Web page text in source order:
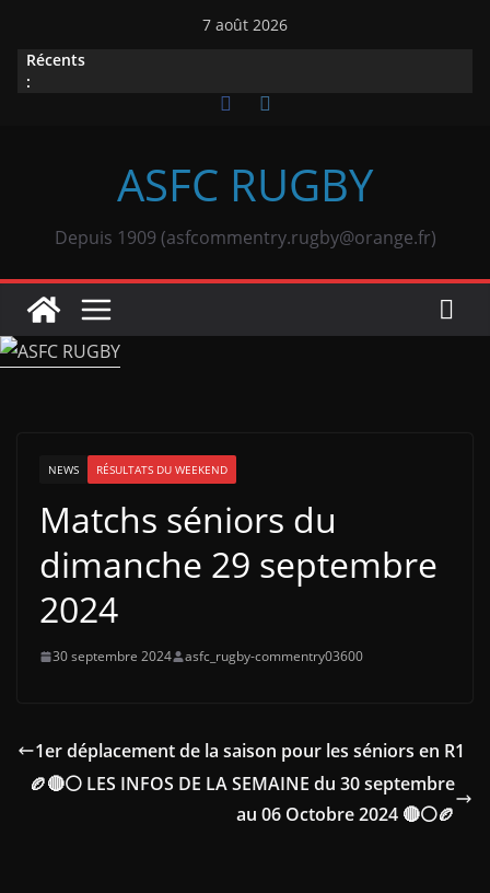
contenu
7 août 2026
Récents
:
ASFC RUGBY
Depuis 1909 (asfcommentry.rugby@orange.fr)
NEWS RÉSULTATS DU WEEKEND
Matchs séniors du
dimanche 29 septembre
2024
30 septembre 2024 asfc_rugby-commentry03600
1er déplacement de la saison pour les séniors en R1
🏉🔴⚪ LES INFOS DE LA SEMAINE du 30 septembre
au 06 Octobre 2024 🔴⚪🏉